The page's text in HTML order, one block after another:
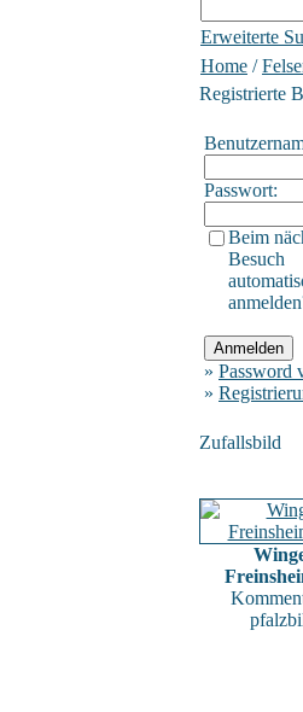
Erweiterte
Home /
Registrierte
Passwort:
Beim
Besuch
» Password
»
Zufallsbild